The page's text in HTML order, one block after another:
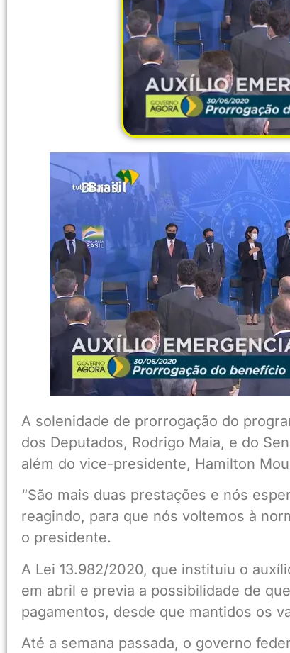
A solenidade de prorrogação do
dos Deputados, Rodrigo Maia, e do
além do vice-presidente, Hamilton
“São mais duas prestações e nós
reagindo, para que nós voltemos à
o presidente.
A Lei 13.982/2020, que instituiu o
em abril e previa a possibilidade de
pagamentos, desde que mantidos os
Até a semana passada, o governo